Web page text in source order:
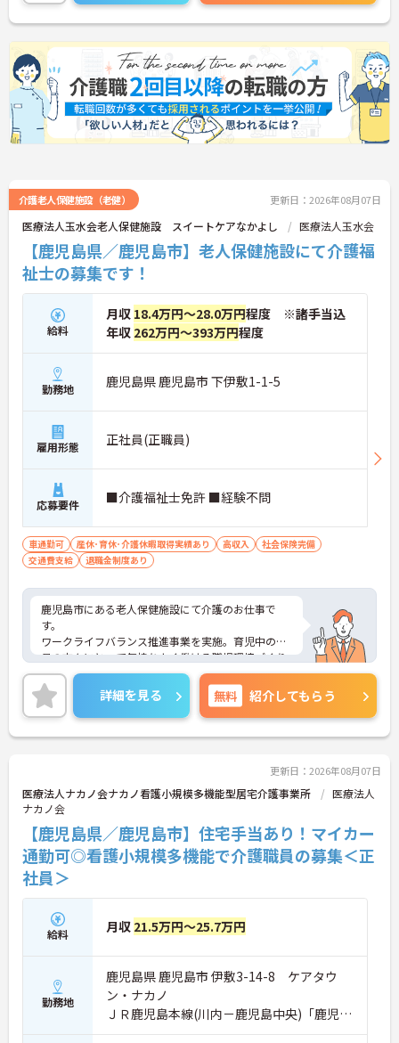
介護老人保健施設（老健） 更新日：2026年08月07日
医療法人玉水会老人保健施設 スイートケアなかよし 医療法人玉水会
【鹿児島県／鹿児島市】老人保健施設にて介護福
祉士の募集です！
給料
月収 18.4万円～28.0万円程度 ※諸手当込
年収 262万円～393万円程度
勤務地 鹿児島県 鹿児島市 下伊敷1-1-5
雇用形態 正社員(正職員)
応募要件 ■介護福祉士免許 ■経験不問
車通勤可 産休･育休･介護休暇取得実績あり 高収入
社会保険完備
交通費支給
退職金制度あり
鹿児島市にある老人保健施設にて介護のお仕事で
す。
ワークライフバランス推進事業を実施。育児中の職
員の方々にとって気持ちよく働ける職場環境づくり
にも注力しています。
ご興味がある方は是非一度マイナビまでお問い合わ
せください。さらに詳細などお伝えします！
詳細を見る 無料 紹介してもらう
更新日：2026年08月07日
医療法人ナカノ会ナカノ看護小規模多機能型居宅介護事業所
医療法人
ナカノ会
【鹿児島県／鹿児島市】住宅手当あり！マイカー
通勤可◎看護小規模多機能で介護職員の募集＜正
社員＞
給料 月収 21.5万円～25.7万円
勤務地
鹿児島県 鹿児島市 伊敷3-14-8 ケアタウ
ン・ナカノ
ＪＲ鹿児島本線(川内－鹿児島中央)「鹿児島
駅」バス・車16分